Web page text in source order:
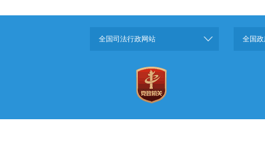
全国司法行政网站 全国